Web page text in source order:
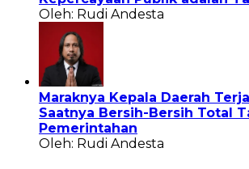
Oleh: Rudi Andesta
Maraknya Kepala Daerah
Saatnya Bersih-Bersih Total
Pemerintahan
Oleh: Rudi Andesta